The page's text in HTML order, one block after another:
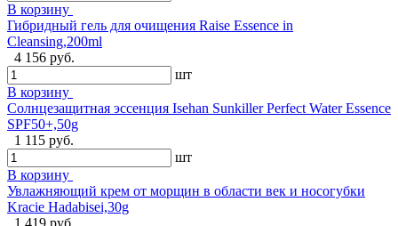
В корзину
Гибридный гель для очищения Raise Essence in
Cleansing,200ml
4 156 руб.
шт
В корзину
Солнцезащитная эссенция Isehan Sunkiller Perfect Water Essence
SPF50+,50g
1 115 руб.
шт
В корзину
Увлажняющий крем от морщин в области век и носогубки
Kracie Hadabisei,30g
1 419 руб.